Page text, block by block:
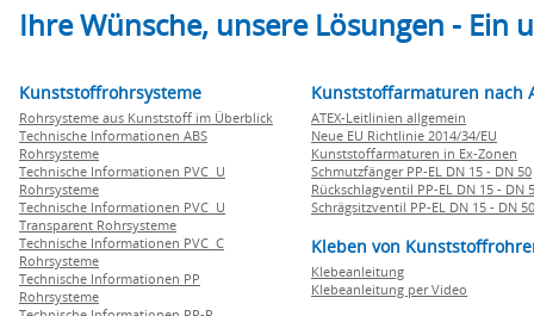
Ihre Wünsche, unsere Lösungen -
Kunststoffrohrsysteme
Rohrsysteme aus Kunststoff im Überblick
Technische Informationen ABS
Rohrsysteme
Technische Informationen PVC U
Rohrsysteme
Technische Informationen PVC U
Transparent Rohrsysteme
Technische Informationen PVC C
Rohrsysteme
Technische Informationen PP
Rohrsysteme
Kunststoffarmaturen nach
ATEX-Leitlinien allgemein
Neue EU Richtlinie 2014/34/EU
Kunststoffarmaturen in Ex-Zonen
Schmutzfänger PP-EL DN 15 - DN 50
Rückschlagventil PP-EL DN 15 - DN
Schrägsitzventil PP-EL DN 15 - DN 50
Kleben von
Klebeanleitung
Klebeanleitung per Video